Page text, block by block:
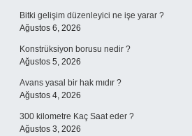
Bitki gelişim düzenleyici ne işe yarar ?
Ağustos 6, 2026
Konstrüksiyon borusu nedir ?
Ağustos 5, 2026
Avans yasal bir hak mıdır ?
Ağustos 4, 2026
300 kilometre Kaç Saat eder ?
Ağustos 3, 2026